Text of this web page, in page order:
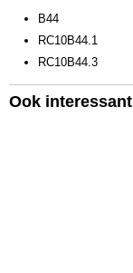
0,30 Kg
B44
RC10B44.1
RC10B44.3
Ook interessant